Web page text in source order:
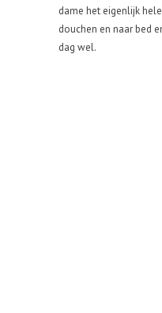
dame het eigenlijk
douchen en naar bed
dag wel.